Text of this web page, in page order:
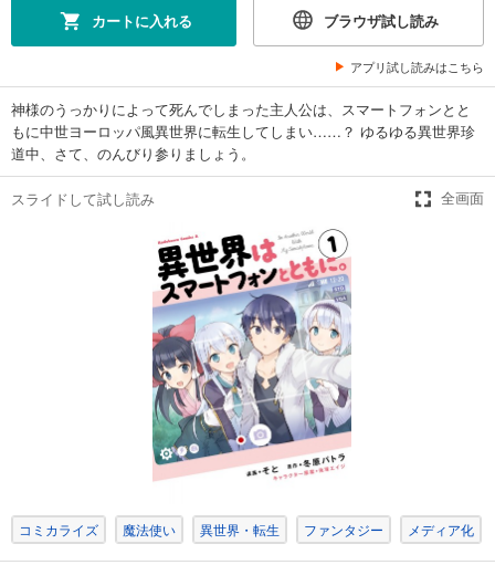
カートに入れる ブラウザ試し読み
アプリ試し読みはこちら
神様のうっかりによって死んでしまった主人公は、スマートフォンとと
もに中世ヨーロッパ風異世界に転生してしまい……？ ゆるゆる異世界珍
道中、さて、のんびり参りましょう。
スライドして試し読み 全画面
コミカライズ 魔法使い 異世界・転生 ファンタジー メディア化